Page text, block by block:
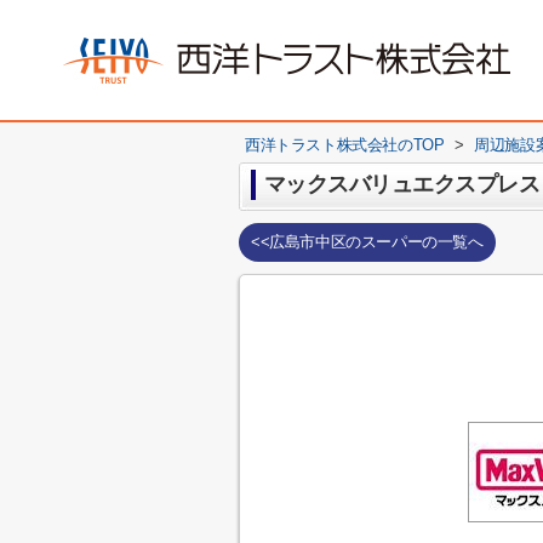
西洋トラスト株式会社のTOP > 周辺施設
マックスバリュエクスプレ
<<広島市中区のスーパーの一覧へ